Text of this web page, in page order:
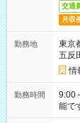
交通
月収
勤務地
東京
五反
情
勤務時間
9:00
能で